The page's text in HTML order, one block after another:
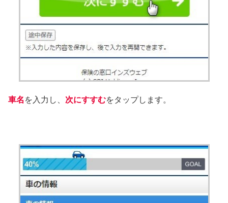
車名 を入力し、 次にすすむをタップします。